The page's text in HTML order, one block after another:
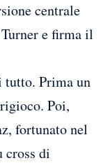
centrale
e firma il
tutto. Prima un
Poi,
fortunato nel
cross di